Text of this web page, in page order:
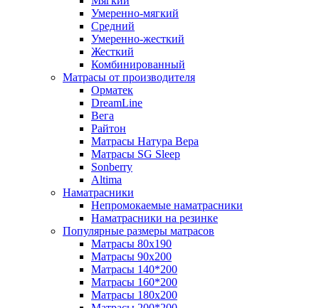
Умеренно-мягкий
Средний
Умеренно-жесткий
Жесткий
Комбинированный
Матрасы от производителя
Орматек
DreamLine
Вега
Райтон
Матрасы Натура Вера
Матрасы SG Sleep
Sonberry
Altima
Наматрасники
Непромокаемые наматрасники
Наматрасники на резинке
Популярные размеры матрасов
Матрасы 80x190
Матрасы 90x200
Матрасы 140*200
Матрасы 160*200
Матрасы 180x200